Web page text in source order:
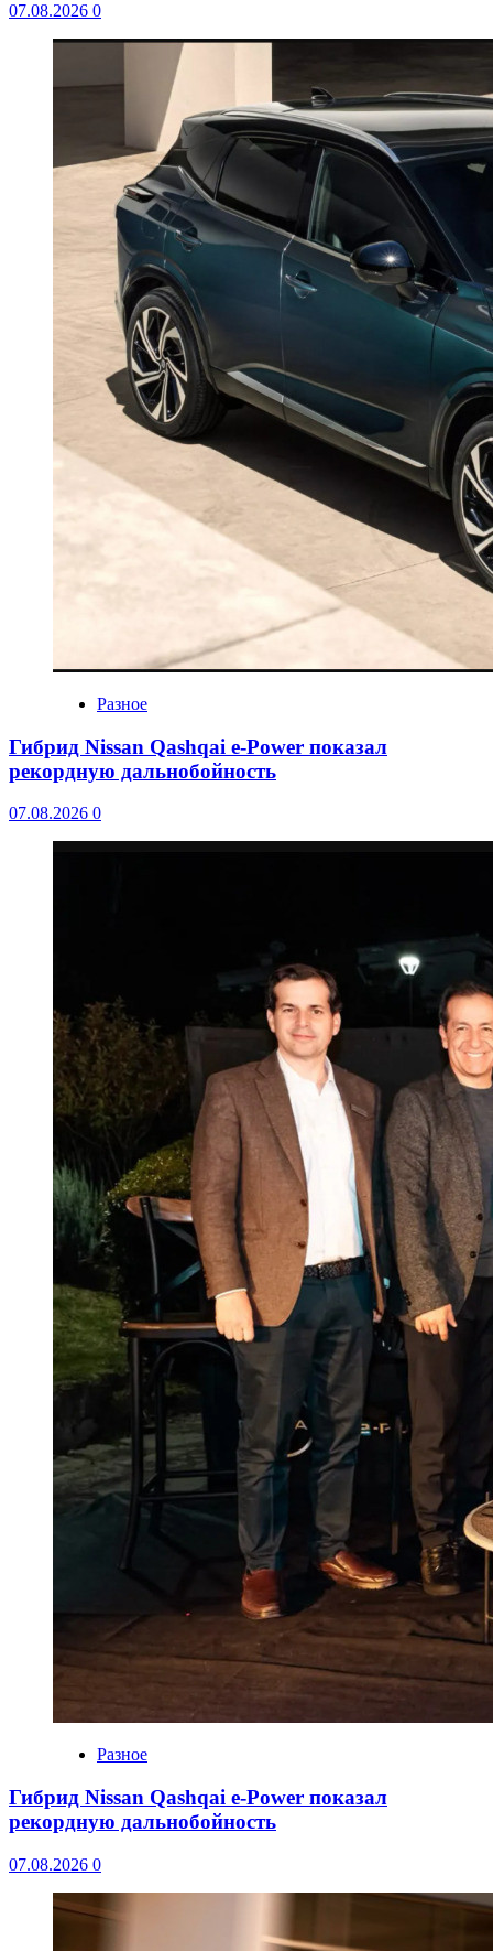
07.08.2026 0
Разное
Гибрид Nissan Qashqai e-Power показал
рекордную дальнобойность
07.08.2026 0
Разное
Гибрид Nissan Qashqai e-Power показал
рекордную дальнобойность
07.08.2026 0